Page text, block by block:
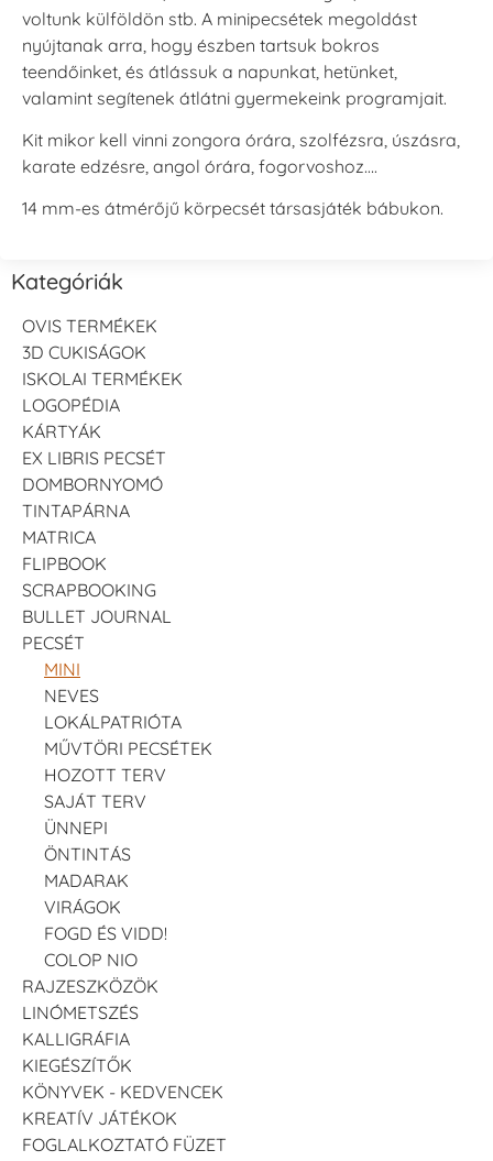
voltunk külföldön stb. A minipecsétek megoldást
nyújtanak arra, hogy észben tartsuk bokros
teendőinket, és átlássuk a napunkat, hetünket,
valamint segítenek átlátni gyermekeink programjait.
Kit mikor kell vinni zongora órára, szolfézsra, úszásra,
karate edzésre, angol órára, fogorvoshoz….
14 mm-es átmérőjű körpecsét társasjáték bábukon.
Kategóriák
OVIS TERMÉKEK
3D CUKISÁGOK
ISKOLAI TERMÉKEK
LOGOPÉDIA
KÁRTYÁK
EX LIBRIS PECSÉT
DOMBORNYOMÓ
TINTAPÁRNA
MATRICA
FLIPBOOK
SCRAPBOOKING
BULLET JOURNAL
PECSÉT
MINI
NEVES
LOKÁLPATRIÓTA
MŰVTÖRI PECSÉTEK
HOZOTT TERV
SAJÁT TERV
ÜNNEPI
ÖNTINTÁS
MADARAK
VIRÁGOK
FOGD ÉS VIDD!
COLOP NIO
RAJZESZKÖZÖK
LINÓMETSZÉS
KALLIGRÁFIA
KIEGÉSZÍTŐK
KÖNYVEK - KEDVENCEK
KREATÍV JÁTÉKOK
FOGLALKOZTATÓ FÜZET